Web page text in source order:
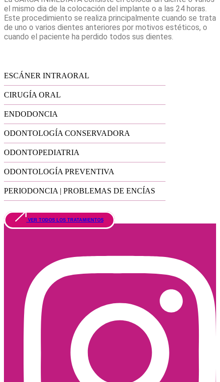
el mismo dia de la colocación del implante o a las 24 horas.
Este procedimiento se realiza principalmente cuando se trata
de uno o varios dientes anteriores por motivos estéticos, o
cuando el paciente ha perdido todos sus dientes.
ESCÁNER INTRAORAL
CIRUGÍA ORAL
ENDODONCIA
ODONTOLOGÍA CONSERVADORA
ODONTOPEDIATRIA
ODONTOLOGÍA PREVENTIVA
PERIODONCIA | PROBLEMAS DE ENCÍAS
VER TODOS LOS TRATAMIENTOS